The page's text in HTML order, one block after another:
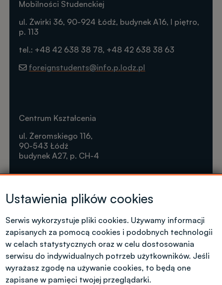
Kontakt dla kandydatów z polskim
obywatelstwem
Mobilności Studenckiej
ul. Żwirki 36, 90-924 Łódź, budynek A16, I piętro,
p. 113
tel.: +48 42 638 38 78, +48 42 638 38 63
foreignstudents@info.p.lodz.pl
Centrum Kształcenia
ul. Żeromskiego 116,
90-543 Łódź
budynek A27, p. CH-4
Tel. +48 42 631 23 14
microcredentials@info.p.lodz.pl
Ustawienia plików cookies
Serwis wykorzystuje pliki cookies. Używamy informacji
zapisanych za pomocą cookies i podobnych technologii
w celach statystycznych oraz w celu dostosowania
serwisu do indywidualnych potrzeb użytkowników. Jeśli
wyrażasz zgodę na używanie cookies, to będą one
zapisane w pamięci twojej przeglądarki.